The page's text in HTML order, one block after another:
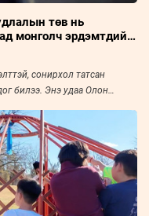
төв нь
монголч эрдэмтдийн
сонирхол татсан
билээ. Энэ удаа Олон